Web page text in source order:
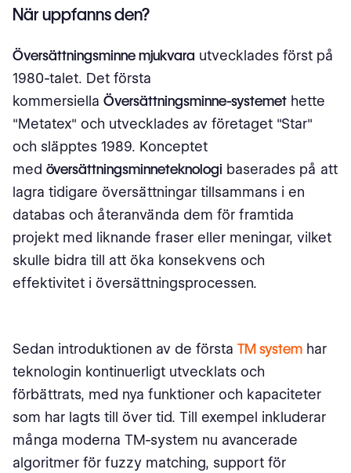
När uppfanns den?
Översättningsminne mjukvara utvecklades först på
1980-talet. Det första
kommersiella Översättningsminne-systemet hette
"Metatex" och utvecklades av företaget "Star"
och släpptes 1989. Konceptet
med översättningsminneteknologi baserades på att
lagra tidigare översättningar tillsammans i en
databas och återanvända dem för framtida
projekt med liknande fraser eller meningar, vilket
skulle bidra till att öka konsekvens och
effektivitet i översättningsprocessen.
Sedan introduktionen av de första TM system har
teknologin kontinuerligt utvecklats och
förbättrats, med nya funktioner och kapaciteter
som har lagts till över tid. Till exempel inkluderar
många moderna TM-system nu avancerade
algoritmer för fuzzy matching, support för